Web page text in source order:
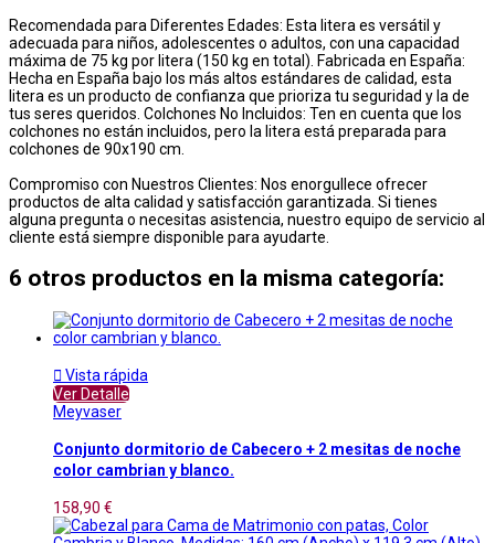
Recomendada para Diferentes Edades: Esta litera es versátil y
adecuada para niños, adolescentes o adultos, con una capacidad
máxima de 75 kg por litera (150 kg en total). Fabricada en España:
Hecha en España bajo los más altos estándares de calidad, esta
litera es un producto de confianza que prioriza tu seguridad y la de
tus seres queridos. Colchones No Incluidos: Ten en cuenta que los
colchones no están incluidos, pero la litera está preparada para
colchones de 90x190 cm.
Compromiso con Nuestros Clientes: Nos enorgullece ofrecer
productos de alta calidad y satisfacción garantizada. Si tienes
alguna pregunta o necesitas asistencia, nuestro equipo de servicio al
cliente está siempre disponible para ayudarte.
6 otros productos en la misma categoría:
 Vista rápida
Ver Detalle
Meyvaser
Conjunto dormitorio de Cabecero + 2 mesitas de noche
color cambrian y blanco.
158,90 €